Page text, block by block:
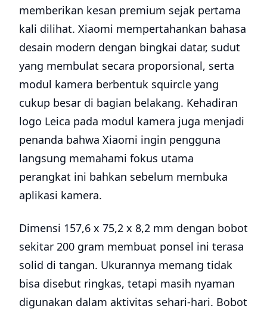
memberikan kesan premium sejak pertama
kali dilihat. Xiaomi mempertahankan bahasa
desain modern dengan bingkai datar, sudut
yang membulat secara proporsional, serta
modul kamera berbentuk squircle yang
cukup besar di bagian belakang. Kehadiran
logo Leica pada modul kamera juga menjadi
penanda bahwa Xiaomi ingin pengguna
langsung memahami fokus utama
perangkat ini bahkan sebelum membuka
aplikasi kamera.
Dimensi 157,6 x 75,2 x 8,2 mm dengan bobot
sekitar 200 gram membuat ponsel ini terasa
solid di tangan. Ukurannya memang tidak
bisa disebut ringkas, tetapi masih nyaman
digunakan dalam aktivitas sehari-hari. Bobot